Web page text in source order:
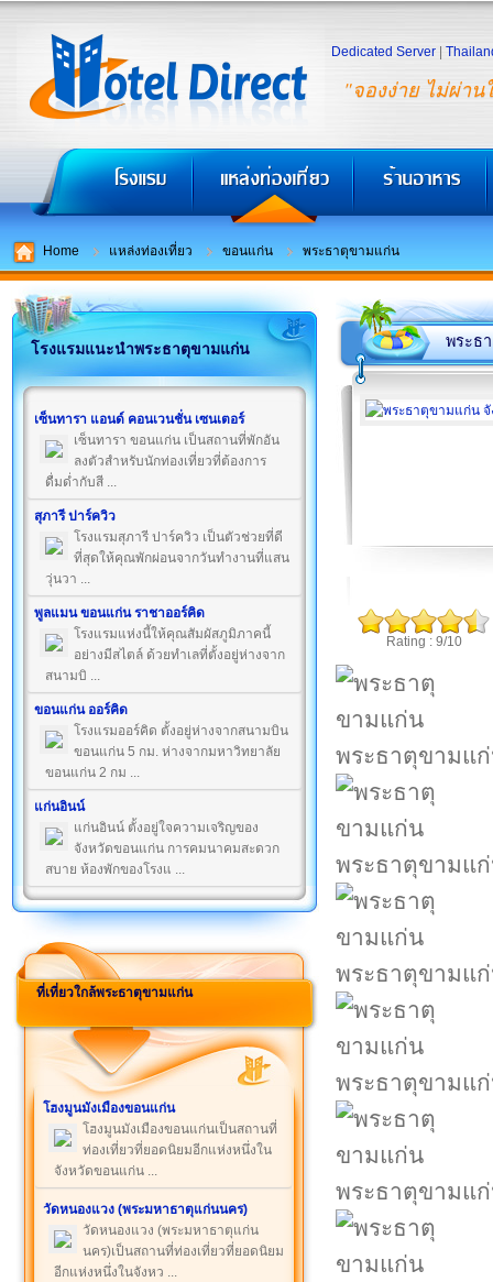
"จองง่าย ไม่ผ่าน
Dedicated Server
Home แหล่งท่องเที่ยว ขอนแก่น พระธาตุขามแก่น
โรงแรมแนะนำพระธาตุขามแก่น
เซ็นทารา แอนด์ คอนเวนชั่น เซนเตอร์
เซ็นทารา ขอนแก่น เป็นสถานที่พักอัน
ลงตัวสำหรับนักท่องเที่ยวที่ต้องการ
ดื่มด่ำกับสี ...
สุภารี ปาร์ควิว
โรงแรมสุภารี ปาร์ควิว เป็นตัวช่วยที่ดี
ที่สุดให้คุณพักผ่อนจากวันทำงานที่แสน
วุ่นวา ...
พูลแมน ขอนแก่น ราชาออร์คิด
โรงแรมแห่งนี้ให้คุณสัมผัสภูมิภาคนี้
อย่างมีสไตล์ ด้วยทำเลที่ตั้งอยู่ห่างจาก
สนามบิ ...
ขอนแก่น ออร์คิด
โรงแรมออร์คิด ตั้งอยู่ห่างจากสนามบิน
ขอนแก่น 5 กม. ห่างจากมหาวิทยาลัย
ขอนแก่น 2 กม ...
แก่นอินน์
แก่นอินน์ ตั้งอยู่ใจความเจริญของ
จังหวัดขอนแก่น การคมนาคมสะดวก
สบาย ห้องพักของโรงแ ...
ที่เที่ยวใกล้พระธาตุขามแก่น
โฮงมูนมังเมืองขอนแก่น
โฮงมูนมังเมืองขอนแก่นเป็นสถานที่
ท่องเที่ยวที่ยอดนิยมอีกแห่งหนึ่งใน
จังหวัดขอนแก่น ...
วัดหนองแวง (พระมหาธาตุแก่นนคร)
วัดหนองแวง (พระมหาธาตุแก่น
นคร)เป็นสถานที่ท่องเที่ยวที่ยอดนิยม
อีกแห่งหนึ่งในจังหว ...
พระธ
Rating : 9/10
พระธาตุขามแ
พระธาตุขามแ
พระธาตุขามแ
พระธาตุขามแ
พระธาตุขามแ